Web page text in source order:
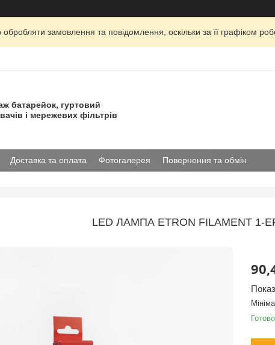
замовлення та повідомлення, оскільки за її графіком
батарейок, гуртовий
і мережевих фільтрів
Доставка та оплата Фотогалерея Повернення та обмін
LED ЛАМПА ETRON FILAMENT 1-